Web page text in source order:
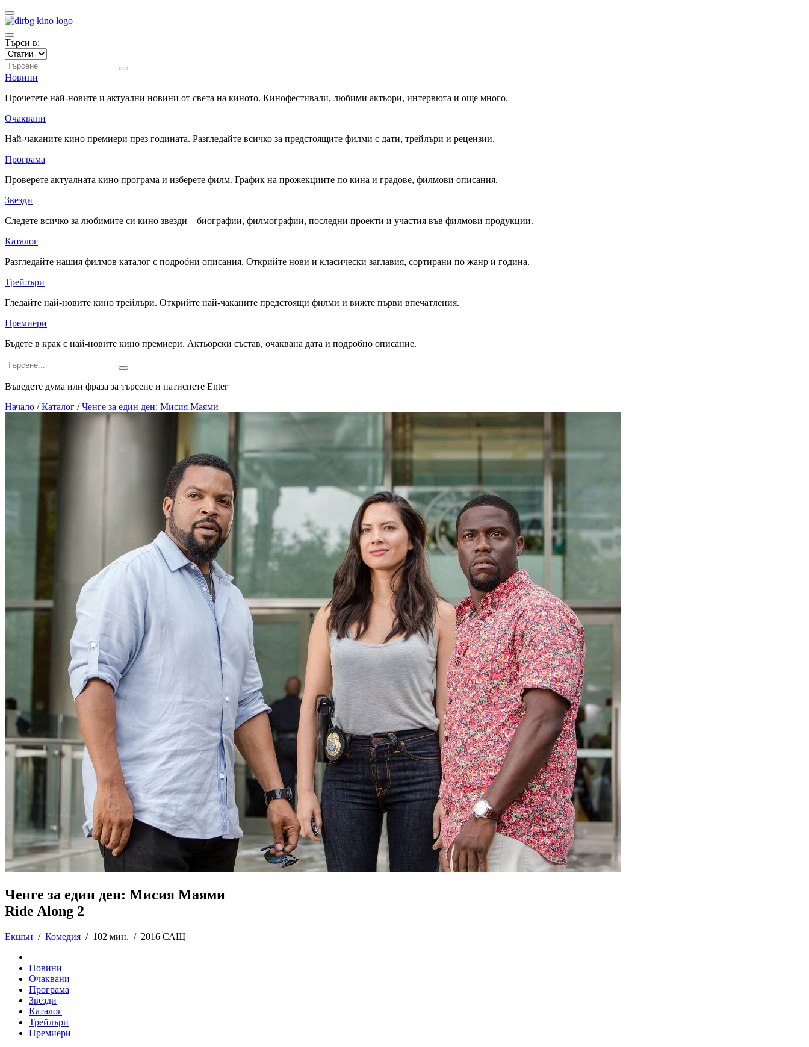
Търси в:
Новини
Прочетете най-новите и актуални новини от света на киното. Кинофестивали, любими актьори, интервюта и още много.
Очаквани
Най-чаканите кино премиери през годината. Разгледайте всичко за предстоящите филми с дати, трейлъри и рецензии.
Програма
Проверете актуалната кино програма и изберете филм. График на прожекциите по кина и градове, филмови описания.
Звезди
Следете всичко за любимите си кино звезди – биографии, филмографии, последни проекти и участия във филмови продукции.
Каталог
Разгледайте нашия филмов каталог с подробни описания. Открийте нови и класически заглавия, сортирани по жанр и година.
Трейлъри
Гледайте най-новите кино трейлъри. Открийте най-чаканите предстоящи филми и вижте първи впечатления.
Премиери
Бъдете в крак с най-новите кино премиери. Актьорски състав, очаквана дата и подробно описание.
Въведете дума или фраза за търсене и натиснете Enter
Начало / Каталог / Ченге за един ден: Мисия Маями
Ченге за един ден: Мисия Маями
Ride Along 2
Екшън / Комедия / 102 мин. / 2016 САЩ
Новини
Очаквани
Програма
Звезди
Каталог
Трейлъри
Премиери